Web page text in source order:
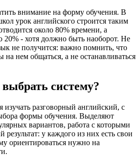
внимание на форму обучения. В
урок английского строится таким
около 80% времени, а
20% - хотя должно быть наоборот. Не
не получится: важно помнить, что
на нем общаться, а не останавливаться
систему?
разговорный английский, с
формы обучения. Выделяют
вариантов, работа с которыми
результат: у каждого из них есть свои
ориентироваться нужно на